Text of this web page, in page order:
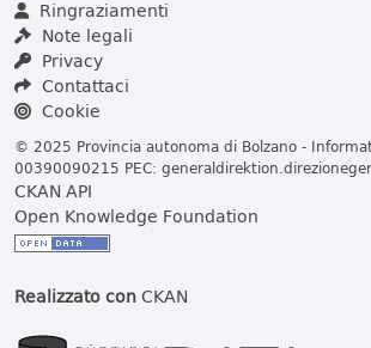
Ringraziamenti
Note legali
Privacy
Contattaci
Cookie
© 2025 Provincia autonoma di Bolzano -
00390090215 PEC:
CKAN API
Open Knowledge Foundation
Realizzato conCKAN